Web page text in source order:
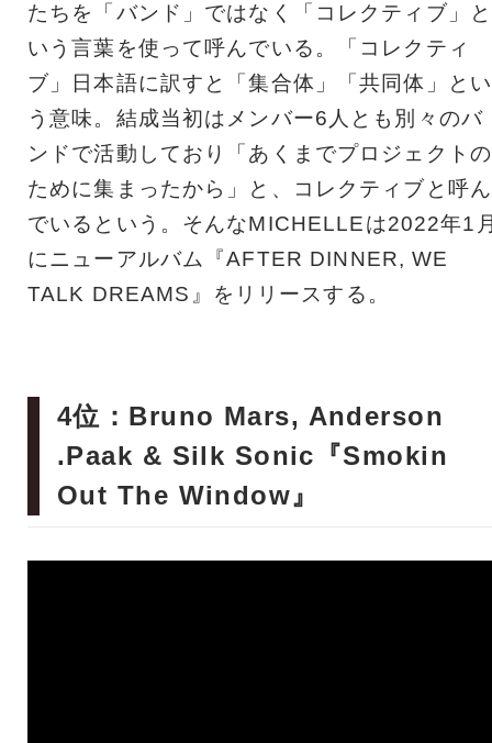
たちを「バンド」ではなく「コレクティブ」と
いう言葉を使って呼んでいる。「コレクティ
ブ」日本語に訳すと「集合体」「共同体」とい
う意味。結成当初はメンバー6人とも別々のバ
ンドで活動しており「あくまでプロジェクトの
ために集まったから」と、コレクティブと呼ん
でいるという。そんなMICHELLEは2022年1
にニューアルバム『AFTER DINNER, WE
TALK DREAMS』をリリースする。
4位：Bruno Mars, Anderson
.Paak & Silk Sonic『Smokin
Out The Window』